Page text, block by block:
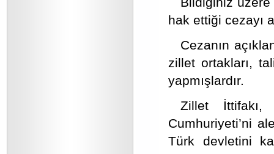
hak ettiği cezayı
Cezanın
zillet ortakları,
yapmışlardır.
Zillet
Cumhuriyeti’ni
Türk devletini